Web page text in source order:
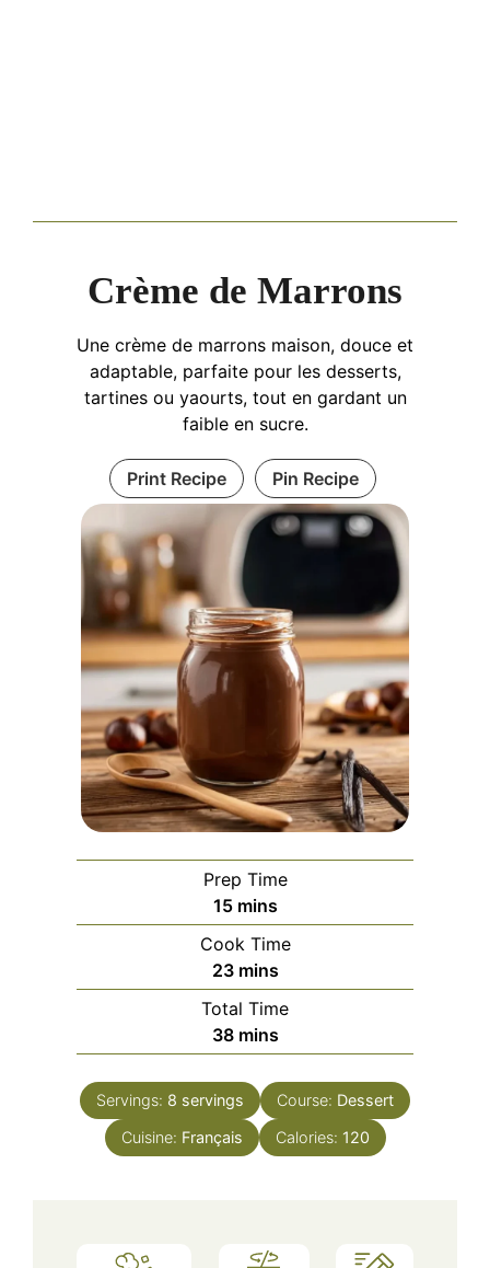
Crème de Marrons
Une crème de marrons maison, douce et
adaptable, parfaite pour les desserts,
tartines ou yaourts, tout en gardant un
faible en sucre.
Print Recipe Pin Recipe
Prep Time
15minutes
mins
Cook Time
23minutes
mins
Total Time
38minutes
mins
Servings: 8 servings Course: Dessert
Cuisine: Français Calories: 120